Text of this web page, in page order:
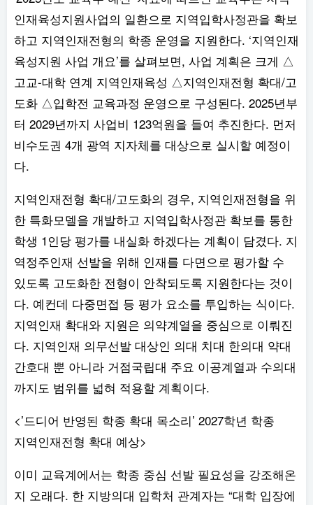
인재육성지원사업의 일환으로 지역입학사정관을 확보
하고 지역인재전형의 학종 운영을 지원한다. ‘지역인재
육성지원 사업 개요’를 살펴보면, 사업 계획은 크게 △
고교-대학 연계 지역인재육성 △지역인재전형 확대/고
도화 △입학전 교육과정 운영으로 구성된다. 2025년부
터 2029년까지 사업비 123억원을 들여 추진한다. 먼저
비수도권 4개 광역 지자체를 대상으로 실시할 예정이
다.
지역인재전형 확대/고도화의 경우, 지역인재전형을 위
한 특화모델을 개발하고 지역입학사정관 확보를 통한
학생 1인당 평가를 내실화 하겠다는 계획이 담겼다. 지
역정주인재 선발을 위해 인재를 다면으로 평가할 수
있도록 고도화한 전형이 안착되도록 지원한다는 것이
다. 예컨데 다중면접 등 평가 요소를 투입하는 식이다.
지역인재 확대와 지원은 의약계열을 중심으로 이뤄진
다. 지역인재 의무선발 대상인 의대 치대 한의대 약대
간호대 뿐 아니라 거점국립대 주요 이공계열과 수의대
까지도 범위를 넓혀 적용할 계획이다.
<’드디어 반영된 학종 확대 목소리’ 2027학년 학종
지역인재전형 확대 예상>
이미 교육계에서는 학종 중심 선발 필요성을 강조해온
지 오래다. 한 지방의대 입학처 관계자는 “대학 입장에